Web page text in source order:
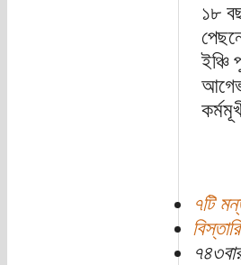
১৮
ইঞ্চি
৭টি